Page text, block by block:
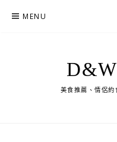
MENU
美食推薦、情侶約